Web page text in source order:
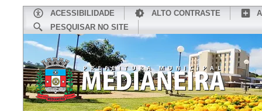
ACESSIBILIDADE ALTO CONTRASTE
PESQUISAR NO SITE